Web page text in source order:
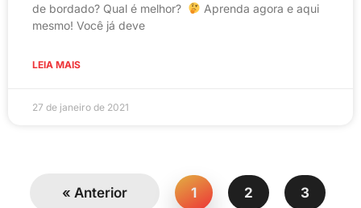
de bordado? Qual é melhor?
Aprenda agora e aqui
mesmo! Você já deve
LEIA MAIS
27 de janeiro de 2021
« Anterior 1 2 3